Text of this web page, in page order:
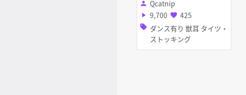
person Qcatnip
play_arrow 9,700 favorite 425
sell ダンス有り 獣耳 タイツ・
ストッキング